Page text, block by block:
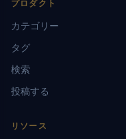
プロダクト
カテゴリー
タグ
検索
投稿する
リソース